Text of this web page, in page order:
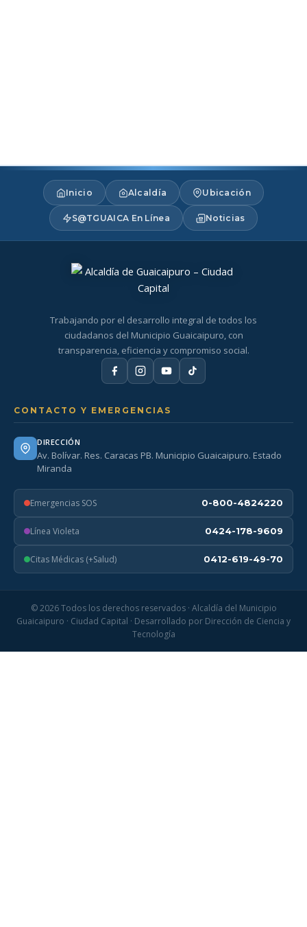
Inicio Alcaldía Ubicación
S@TGUAICA En Línea Noticias
Trabajando por el desarrollo integral de todos los
ciudadanos del Municipio Guaicaipuro, con
transparencia, eficiencia y compromiso social.
CONTACTO Y EMERGENCIAS
DIRECCIÓN
Av. Bolívar. Res. Caracas PB. Municipio Guaicaipuro. Estado
Miranda
Emergencias SOS 0-800-4824220
Línea Violeta 0424-178-9609
Citas Médicas (+Salud) 0412-619-49-70
© 2026 Todos los derechos reservados · Alcaldía del Municipio
Guaicaipuro · Ciudad Capital · Desarrollado por Dirección de Ciencia y
Tecnología